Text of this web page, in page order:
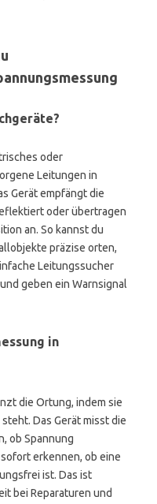
oder
Leitungen in
Gerät empfängt die
oder übertragen
an. So kannst du
präzise orten,
Leitungssucher
geben ein Warnsignal
in
die Ortung, indem sie
Das Gerät misst die
ob Spannung
erkennen, ob eine
ist. Das ist
bei Reparaturen und